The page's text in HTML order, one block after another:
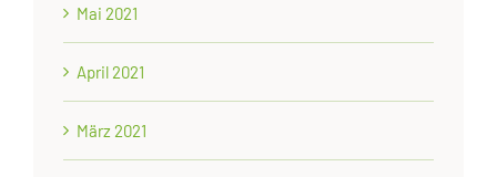
Mai 2021
April 2021
März 2021